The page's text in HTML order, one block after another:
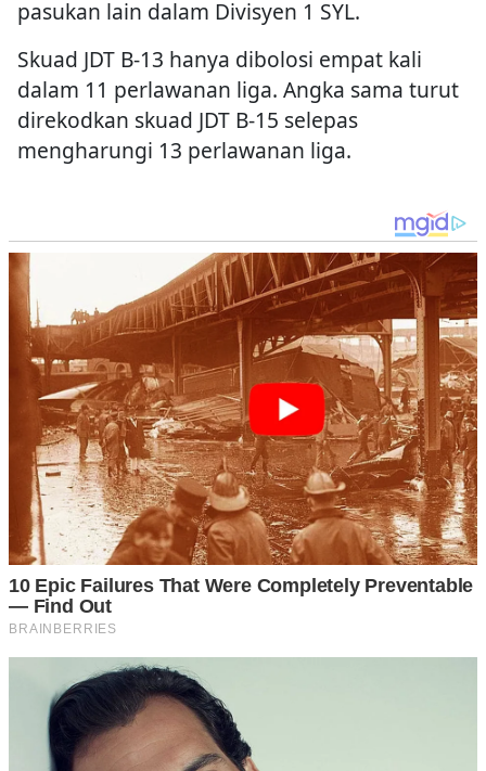
pasukan lain dalam Divisyen 1 SYL.
Skuad JDT B-13 hanya dibolosi empat kali
dalam 11 perlawanan liga. Angka sama turut
direkodkan skuad JDT B-15 selepas
mengharungi 13 perlawanan liga.